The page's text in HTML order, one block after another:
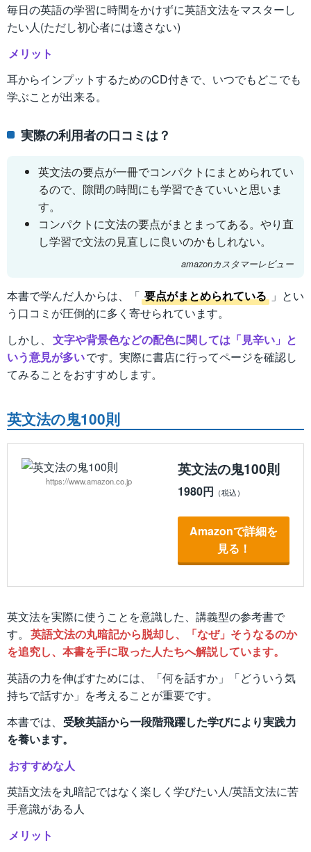
毎日の英語の学習に時間をかけずに英語文法をマスターし
たい人(ただし初心者には適さない)
メリット
耳からインプットするためのCD付きで、いつでもどこでも
学ぶことが出来る。
実際の利用者の口コミは？
英文法の要点が一冊でコンパクトにまとめられてい
るので、隙間の時間にも学習できていいと思いま
す。
コンパクトに文法の要点がまとまってある。やり直
し学習で文法の見直しに良いのかもしれない。
amazonカスタマーレビュー
本書で学んだ人からは、「 要点がまとめられている 」とい
う口コミが圧倒的に多く寄せられています。
しかし、 文字や背景色などの配色に関しては「見辛い」と
いう意見が多いです。実際に書店に行ってページを確認し
てみることをおすすめします。
英文法の鬼100則
https://www.amazon.co.jp
英文法の鬼100則
1980円
Amazonで詳細を
見る！
英文法を実際に使うことを意識した、講義型の参考書で
す。 英語文法の丸暗記から脱却し、「なぜ」そうなるのか
を追究し、本書を手に取った人たちへ解説しています。
英語の力を伸ばすためには、「何を話すか」「どういう気
持ちで話すか」を考えることが重要です。
本書では、 受験英語から一段階飛躍した学びにより実践力
を養います。
おすすめな人
英語文法を丸暗記ではなく楽しく学びたい人/英語文法に苦
手意識がある人
メリット